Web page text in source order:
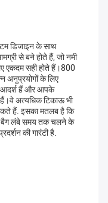
डिजाइन के साथ
से बने होते हैं, जो नमी
एकदम सही होते हैं।800
अनुप्रयोगों के लिए
आदर्श हैं और आपके
अत्यधिक टिकाऊ भी
हैं. इसका मतलब है कि
बैग लंबे समय तक चलने के
की गारंटी है.